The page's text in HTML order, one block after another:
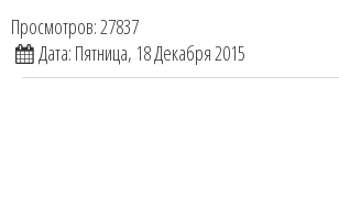
Просмотров: 27837
Дата: Пятница, 18 Декабря 2015